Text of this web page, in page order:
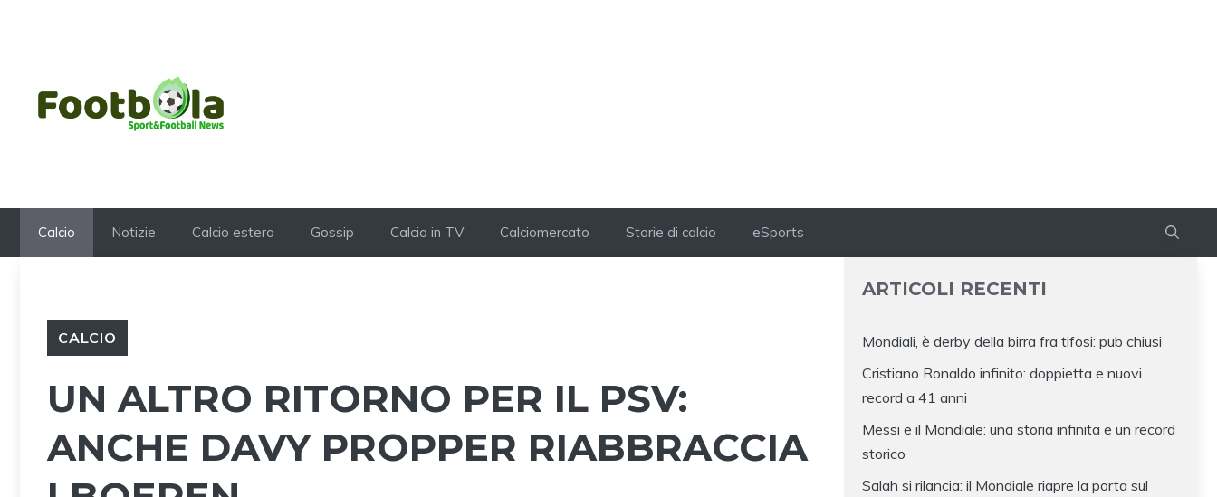
Calcio Notizie Calcio estero Gossip Calcio in TV Calciomercato Storie di calcio eSports
CALCIO
UN ALTRO RITORNO PER IL PSV:
ANCHE DAVY PROPPER RIABBRACCIA
ARTICOLI RECENTI
Mondiali, è derby della birra fra tifosi: pub chiusi
Cristiano Ronaldo infinito: doppietta e nuovi
record a 41 anni
Messi e il Mondiale: una storia infinita e un record
storico
Salah si rilancia: il Mondiale riapre la porta sul